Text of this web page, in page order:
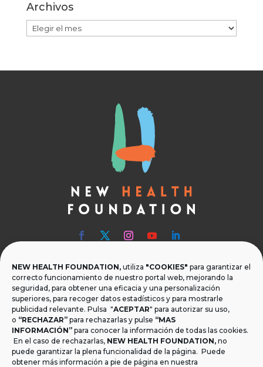
NEW HEALTH FOUNDATION, utiliza "COOKIES" para garantizar el
correcto funcionamiento de nuestro portal web, mejorando la
seguridad, para obtener una eficacia y una personalización
superiores, para recoger datos estadísticos y para mostrarle
publicidad relevante. Pulsa "ACEPTAR" para autorizar su uso,
o “RECHAZAR” para rechazarlas y pulse “MAS
INFORMACIÓN” para conocer la información de todas las cookies.
En el caso de rechazarlas, NEW HEALTH FOUNDATION, no
puede garantizar la plena funcionalidad de la página. Puede
obtener más información a pie de página en nuestra
Archivos
Archivos
 Teléfono
T.+34 954 219 597
 Dónde estamos
Calle Monsalves 35 Local 2. 41001, Sevilla.
España